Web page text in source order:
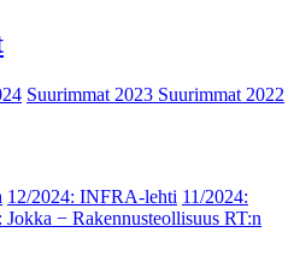
Suurimmat 2023 Suurimmat 2022
12/2024: INFRA-lehti 11/2024:
Jokka − Rakennusteollisuus RT:n